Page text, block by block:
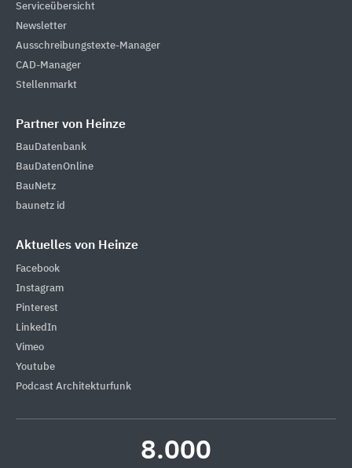
Serviceübersicht
Newsletter
Ausschreibungstexte-Manager
CAD-Manager
Stellenmarkt
Partner von Heinze
BauDatenbank
BauDatenOnline
BauNetz
baunetz id
Aktuelles von Heinze
Facebook
Instagram
Pinterest
LinkedIn
Vimeo
Youtube
Podcast Architekturfunk
8.000